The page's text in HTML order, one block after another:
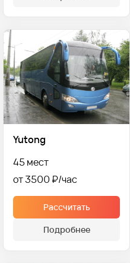
Yutong
45 мест
от 3500 ₽
Рассчитать
Подробнее